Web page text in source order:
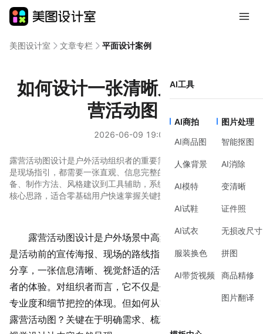
AI工具
AI商拍
AI商品图
人像背景
AI模特
AI试鞋
AI试衣
服装换色
AI带货视频
图片处理
智能抠图
AI消除
变清晰
证件照
无损改尺寸
拼图
商品精修
图片翻译
美图设计室 文章专栏 平面设计案例
如何设计一张清晰又实用的露
营活动图？
2026-06-09 19:02
露营活动图设计是户外活动组织者的重要需求，无论是活动宣传还
是现场指引，都需要一张直观、信息完整的活动图。本文从前期准
备、制作方法、风格建议到工具辅助，系统讲解露营活动图设计的
核心思路，适合零基础用户快速掌握关键技巧。
露营活动图设计是户外场景中高频出现的需求——无论
是活动前的宣传海报、现场的路线指引，还是活动后的回顾
分享，一张信息清晰、视觉舒适的活动图都能大幅提升参与
者的体验。对组织者而言，它不仅是信息传递的载体，更是
专业度和细节把控的体现。但如何从零开始设计一张合格的
露营活动图？关键在于明确需求、梳理信息，再通过合理的